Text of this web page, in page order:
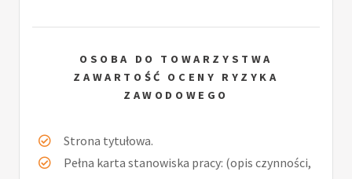
OSOBA DO TOWARZYSTWA
ZAWARTOŚĆ OCENY RYZYKA
ZAWODOWEGO
Strona tytułowa.
Pełna karta stanowiska pracy: (opis czynności,